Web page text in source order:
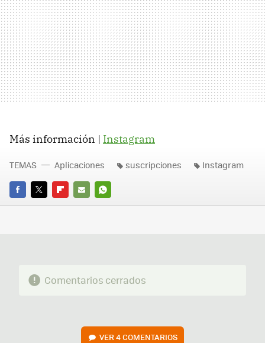
Más información | Instagram
FACEBOOK
TWITTERFLIPBOARD
E-
WHATSAPP
TEMAS Aplicaciones suscripciones Instagram
Comentarios cerrados
VER4 COMENTARIOS